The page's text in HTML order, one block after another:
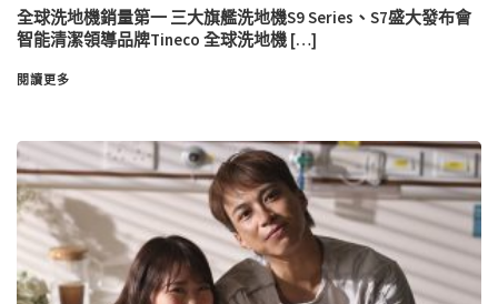
全球洗地機銷量第一 三大旗艦洗地機S9 Series、S7盛大發布會
智能清潔領導品牌Tineco 全球洗地機 […]
閱讀更多